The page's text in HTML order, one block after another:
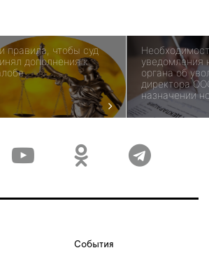
правила, чтобы суд
дополнения к
уведомления
органа об
директора
назначении
События